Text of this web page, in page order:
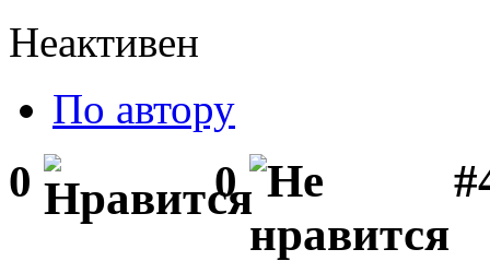
Неактивен
По автору
0 0